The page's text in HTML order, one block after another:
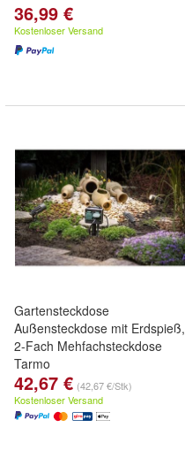
36,99 €
Kostenloser Versand
Gartensteckdose
Außensteckdose mit Erdspieß,
2-Fach Mehfachsteckdose
Tarmo
42,67 € (42,67 €/Stk)
Kostenloser Versand